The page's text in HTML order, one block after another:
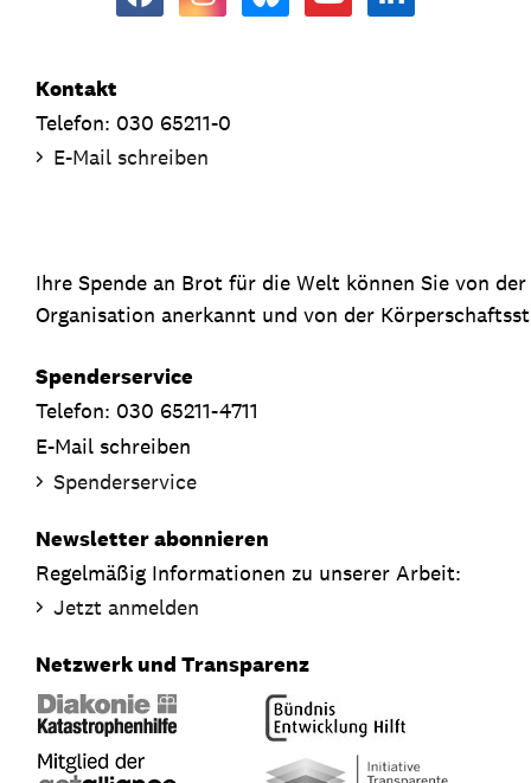
Kontakt
Telefon: 030 65211-0
E-Mail schreiben
Ihre Spende an Brot für die Welt können Sie von
Organisation anerkannt und von der
Spenderservice
Telefon: 030 65211-4711
E-Mail schreiben
Spenderservice
Newsletter abonnieren
Regelmäßig Informationen zu unserer Arbeit:
Jetzt anmelden
Netzwerk und Transparenz